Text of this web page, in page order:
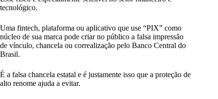
tecnológico.
Uma fintech, plataforma ou aplicativo que use “PIX” como
núcleo de sua marca pode criar no público a falsa impressão
de vínculo, chancela ou correalização pelo Banco Central do
Brasil.
É a falsa chancela estatal e é justamente isso que a proteção de
alto renome ajuda a evitar.